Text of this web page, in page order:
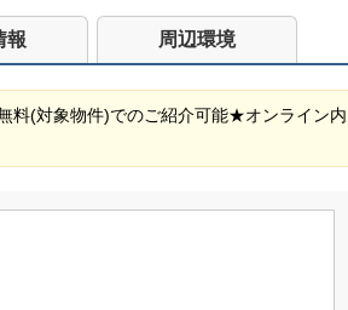
報 周辺環境
料(対象物件)でのご紹介可能★オンライ